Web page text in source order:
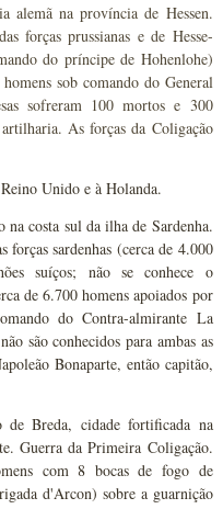
alemã na província de Hessen.
forças prussianas e de Hesse-
do príncipe de Hohenlohe)
sob comando do General
sofreram 100 mortos e 300
As forças da Coligação
Unido e à Holanda.
costa sul da ilha de Sardenha.
sardenhas (cerca de 4.000
suíços; não se conhece o
de 6.700 homens apoiados por
do Contra-almirante La
são conhecidos para ambas as
Bonaparte, então capitão,
Breda, cidade fortificada na
Guerra da Primeira Coligação.
com 8 bocas de fogo de
d'Arcon) sobre a guarnição